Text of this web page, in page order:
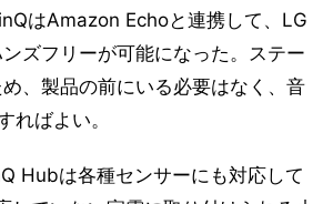
はAmazon Echoと連携して、LG
ズフリーが可能になった。ステー
、製品の前にいる必要はなく、音
ればよい。
Hubは各種センサーにも対応して